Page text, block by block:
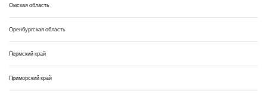
Омская область
Оренбургская область
Пермский край
Приморский край